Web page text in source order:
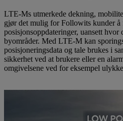
LTE-Ms utmerkede dekning,
gjør det mulig for Followits kunder å
posisjonsoppdateringer, uansett hvor
byområder. Med LTE-M kan
posisjoneringsdata og tale brukes i
sikkerhet ved at brukere eller en
omgivelsene ved for eksempel